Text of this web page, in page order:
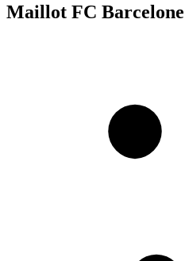
Maillot FC Barcelone